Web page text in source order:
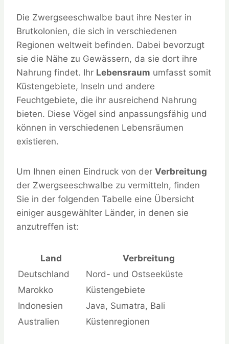
Die Zwergseeschwalbe baut ihre Nester in
Brutkolonien, die sich in verschiedenen
Regionen weltweit befinden. Dabei bevorzugt
sie die Nähe zu Gewässern, da sie dort ihre
Nahrung findet. Ihr Lebensraum umfasst somit
Küstengebiete, Inseln und andere
Feuchtgebiete, die ihr ausreichend Nahrung
bieten. Diese Vögel sind anpassungsfähig und
können in verschiedenen Lebensräumen
existieren.
Um Ihnen einen Eindruck von der Verbreitung
der Zwergseeschwalbe zu vermitteln, finden
Sie in der folgenden Tabelle eine Übersicht
einiger ausgewählter Länder, in denen sie
anzutreffen ist:
Land
Verbreitung
Deutschland
Nord- und Ostseeküste
Marokko
Küstengebiete
Indonesien
Java, Sumatra, Bali
Australien
Küstenregionen